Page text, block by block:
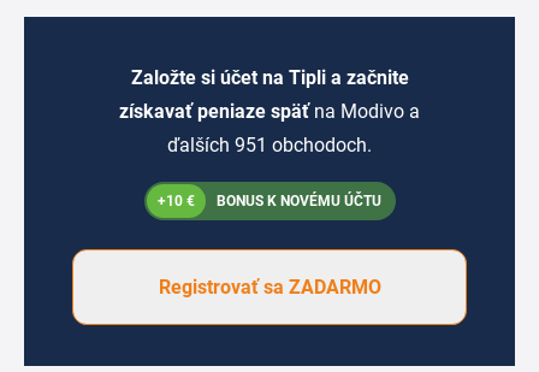
Založte si účet na Tipli a začnite
získavať peniaze späť na Modivo a
ďalších 951 obchodoch.
+10 € BONUS K NOVÉMU ÚČTU
Registrovať sa ZADARMO